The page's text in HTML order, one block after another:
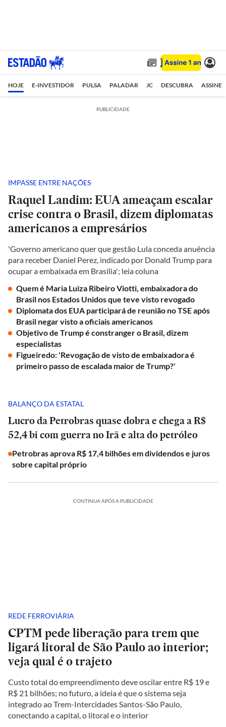
HOJE E-INVESTIDOR PULSA PALADAR JC DESCUBRA ASSINE
PUBLICIDADE
IMPASSE ENTRE NAÇÕES
Raquel Landim: EUA ameaçam escalar
crise contra o Brasil, dizem diplomatas
americanos a empresários
'Governo americano quer que gestão Lula conceda anuência
para receber Daniel Perez, indicado por Donald Trump para
ocupar a embaixada em Brasília'; leia coluna
Quem é Maria Luiza Ribeiro Viotti, embaixadora do
Brasil nos Estados Unidos que teve visto revogado
Diplomata dos EUA participará de reunião no TSE após
Brasil negar visto a oficiais americanos
Objetivo de Trump é constranger o Brasil, dizem
especialistas
Figueiredo: 'Revogação de visto de embaixadora é
primeiro passo de escalada maior de Trump?'
BALANÇO DA ESTATAL
Lucro da Petrobras quase dobra e chega a R$
52,4 bi com guerra no Irã e alta do petróleo
Petrobras aprova R$ 17,4 bilhões em dividendos e juros
sobre capital próprio
CONTINUA APÓS A PUBLICIDADE
REDE FERROVIÁRIA
CPTM pede liberação para trem que
ligará litoral de São Paulo ao interior;
veja qual é o trajeto
Custo total do empreendimento deve oscilar entre R$ 19 e
R$ 21 bilhões; no futuro, a ideia é que o sistema seja
integrado ao Trem-Intercidades Santos-São Paulo,
conectando a capital, o litoral e o interior